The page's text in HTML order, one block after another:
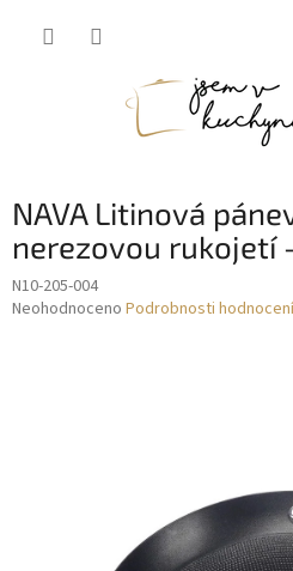
NAVA Litinová
nerezovou rukojetí
N10-205-004
Průměrné
Neohodnoceno Podrobnosti hodnocení